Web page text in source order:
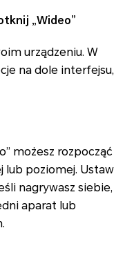
„Wideo”
urządzeniu. W
na dole interfejsu,
możesz rozpocząć
lub poziomej. Ustaw
nagrywasz siebie,
aparat lub